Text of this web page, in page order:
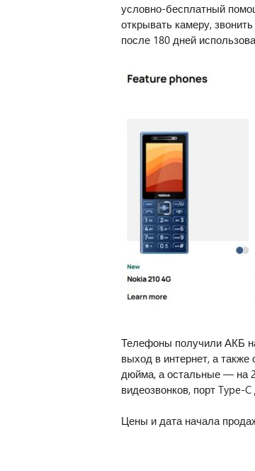
условно-бесплатный
открывать камеру,
после 180 дней
Телефоны получили АКБ
выход в интернет, а
дюйма, а остальные — на
видеозвонков, порт Type-
Цены и дата начала